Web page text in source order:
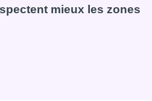
les visiteurs au rendez-vous
mieux les zones
respectent mieux les zones 30